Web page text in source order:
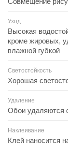
Уход
Высокая
кроме жировых,
влажной губкой
Светостойкость
Хорошая
Удаление
Обои удаляются
Наклеивание
Клей наносится